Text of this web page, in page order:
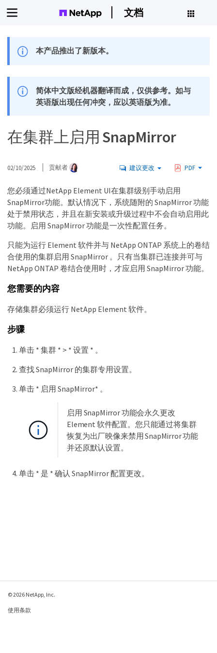
文档
本产品推出了新版本。
简体中文版经机器翻译而成，仅供参考。如与
英语版出现任何冲突，应以英语版为准。
在集群上启用 SnapMirror
02/10/2025 贡献者 建议更改 PDF
您必须通过NetApp Element UI在集群级别手动启用
SnapMirror功能。默认情况下，系统随附的 SnapMirror 功能
处于禁用状态，并且在新安装或升级过程中不会自动启用此
功能。启用 SnapMirror 功能是一次性配置任务。
只能为运行 Element 软件并与 NetApp ONTAP 系统上的卷结
合使用的集群启用 SnapMirror 。只有当集群已连接并可与
NetApp ONTAP 卷结合使用时，才应启用 SnapMirror 功能。
您需要的内容
存储集群必须运行 NetApp Element 软件。
步骤
单击 * 集群 * > * 设置 * 。
查找 SnapMirror 的集群专用设置。
单击 * 启用 SnapMirror* 。
启用 SnapMirror 功能会永久更改
Element 软件配置。您只能通过将集群
恢复为出厂映像来禁用 SnapMirror 功能
并还原默认设置。
单击 * 是 * 确认 SnapMirror 配置更改。
© 2026 NetApp, Inc.
使用条款